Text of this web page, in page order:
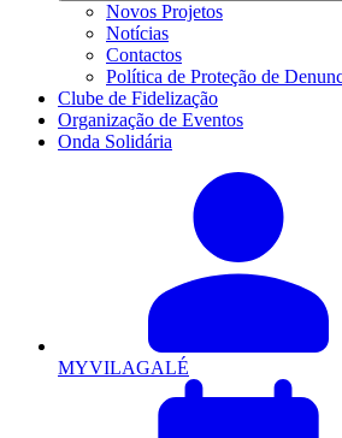
Novos Projetos
Notícias
Contactos
Política de Proteção de
Clube de Fidelização
Organização de Eventos
Onda Solidária
MYVILAGALÉ